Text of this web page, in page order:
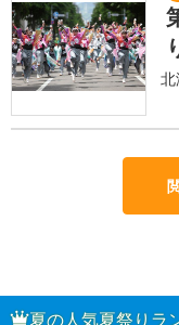
夏の人気夏祭りラ